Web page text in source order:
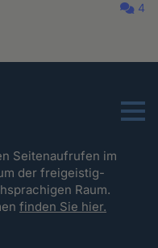
4
Menu
Seitenaufrufen im
der freigeistig-
Raum.
finden Sie hier.